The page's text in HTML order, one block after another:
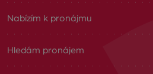
Nabízím k pronájmu
Hledám pronájem